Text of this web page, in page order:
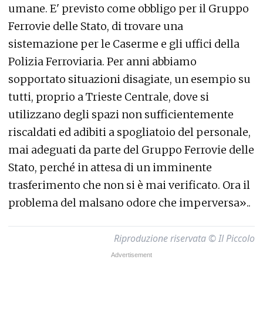
umane. E' previsto come obbligo per il Gruppo
Ferrovie delle Stato, di trovare una
sistemazione per le Caserme e gli uffici della
Polizia Ferroviaria. Per anni abbiamo
sopportato situazioni disagiate, un esempio su
tutti, proprio a Trieste Centrale, dove si
utilizzano degli spazi non sufficientemente
riscaldati ed adibiti a spogliatoio del personale,
mai adeguati da parte del Gruppo Ferrovie delle
Stato, perché in attesa di un imminente
trasferimento che non si è mai verificato. Ora il
problema del malsano odore che imperversa»..
Riproduzione riservata © Il Piccolo